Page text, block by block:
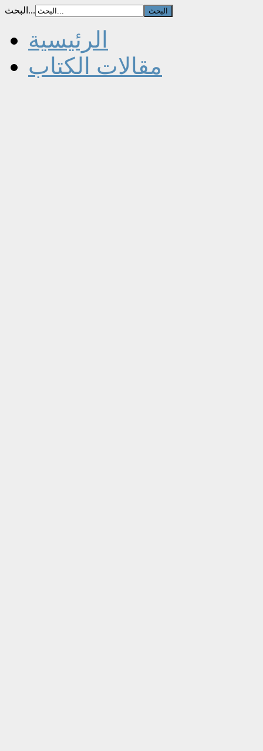
البحث...
الرئيسية
مقالات الكتاب